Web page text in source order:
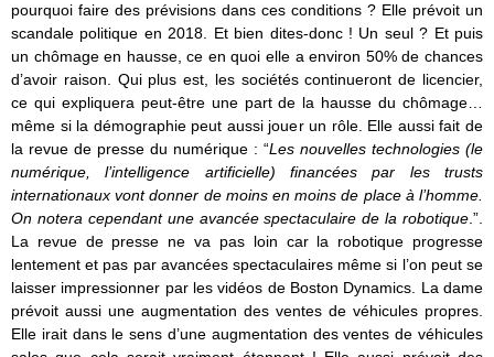
pourquoi faire des prévisions dans ces conditions ? Elle prévoit un
scandale politique en 2018. Et bien dites-donc ! Un seul ? Et puis
un chômage en hausse, ce en quoi elle a environ 50% de chances
d’avoir raison. Qui plus est, les sociétés continueront de licencier,
ce qui expliquera peut-être une part de la hausse du chômage…
même si la démographie peut aussi jouer un rôle. Elle aussi fait de
la revue de presse du numérique : “Les nouvelles technologies (le
numérique, l’intelligence artificielle) financées par les trusts
internationaux vont donner de moins en moins de place à l’homme.
On notera cependant une avancée spectaculaire de la robotique .”.
La revue de presse ne va pas loin car la robotique progresse
lentement et pas par avancées spectaculaires même si l’on peut se
laisser impressionner par les vidéos de Boston Dynamics. La dame
prévoit aussi une augmentation des ventes de véhicules propres.
Elle irait dans le sens d’une augmentation des ventes de véhicules